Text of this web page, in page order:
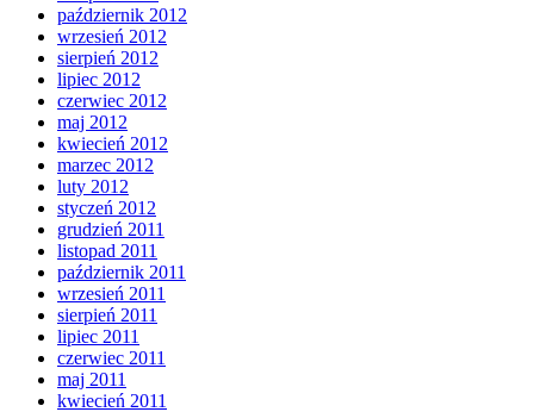
październik 2012
wrzesień 2012
sierpień 2012
lipiec 2012
czerwiec 2012
maj 2012
kwiecień 2012
marzec 2012
luty 2012
styczeń 2012
grudzień 2011
listopad 2011
październik 2011
wrzesień 2011
sierpień 2011
lipiec 2011
czerwiec 2011
maj 2011
kwiecień 2011